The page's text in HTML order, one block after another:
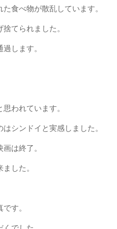
食べ物が散乱しています。
てられました。
します。
われています。
シンドイと実感しました。
は終了。
した。
す。